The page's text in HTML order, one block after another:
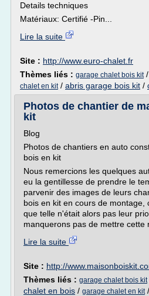
Details techniques
Matériaux: Certifié -Pin...
Lire la suite
Site : http://www.euro-chalet.fr
Thèmes liés : garage chalet bois kit/
chalet en kit/ abris garage bois kit /
Photos de chantier de
kit
Blog
Photos de chantiers en auto
bois en kit
Nous remercions les quelques
eu la gentillesse de prendre le
parvenir des images de leurs
bois en kit en cours de montage,
que telle n'était alors pas leur
manquerons pas de mettre cette
Lire la suite
Site : http://
Thèmes liés : garage chalet bois kit
chalet en bois / garage chalet en kit/